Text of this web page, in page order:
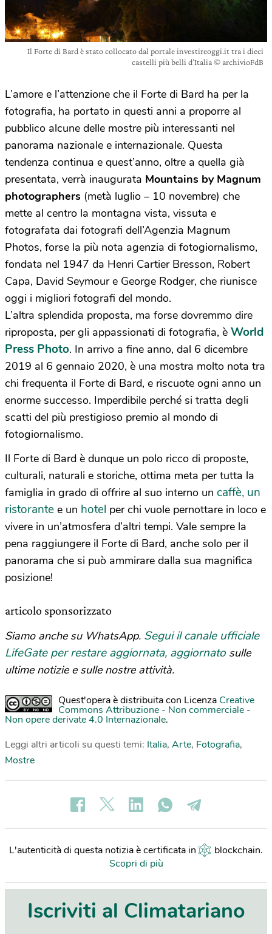
Il Forte di Bard è stato collocato dal portale investireoggi.it tra i dieci
castelli più belli d’Italia © archivioFdB
L’amore e l’attenzione che il Forte di Bard ha per la
fotografia, ha portato in questi anni a proporre al
pubblico alcune delle mostre più interessanti nel
panorama nazionale e internazionale. Questa
tendenza continua e quest’anno, oltre a quella già
presentata, verrà inaugurata Mountains by Magnum
photographers (metà luglio – 10 novembre) che
mette al centro la montagna vista, vissuta e
fotografata dai fotografi dell’Agenzia Magnum
Photos, forse la più nota agenzia di fotogiornalismo,
fondata nel 1947 da Henri Cartier Bresson, Robert
Capa, David Seymour e George Rodger, che riunisce
oggi i migliori fotografi del mondo.
L’altra splendida proposta, ma forse dovremmo dire
riproposta, per gli appassionati di fotografia, è World
Press Photo. In arrivo a fine anno, dal 6 dicembre
2019 al 6 gennaio 2020, è una mostra molto nota tra
chi frequenta il Forte di Bard, e riscuote ogni anno un
enorme successo. Imperdibile perché si tratta degli
scatti del più prestigioso premio al mondo di
fotogiornalismo.
Il Forte di Bard è dunque un polo ricco di proposte,
culturali, naturali e storiche, ottima meta per tutta la
famiglia in grado di offrire al suo interno un caffè, un
ristorante e un hotel per chi vuole pernottare in loco e
vivere in un’atmosfera d’altri tempi. Vale sempre la
pena raggiungere il Forte di Bard, anche solo per il
panorama che si può ammirare dalla sua magnifica
posizione!
articolo sponsorizzato
Siamo anche su WhatsApp. Segui il canale ufficiale
LifeGate per restare aggiornata, aggiornato sulle
ultime notizie e sulle nostre attività.
Quest'opera è distribuita con Licenza Creative
Commons Attribuzione - Non commerciale -
Non opere derivate 4.0 Internazionale.
Leggi altri articoli su questi temi: Italia, Arte, Fotografia,
Mostre
L'autenticità di questa notizia è certificata in blockchain.
Scopri di più
Iscriviti al Climatariano